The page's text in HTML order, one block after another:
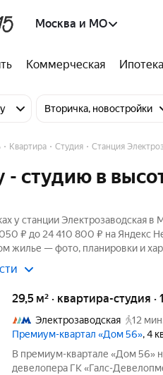
Москва и МО
Коммерческая Ипотека
Вторичка, новостройки
Квартира Студия Станция
- студию в
у станции Электрозаводская
050 ₽ до 24 410 800 ₽ на
жилье — фото, планировки и
29,5 м² · квартира-студия
Электрозаводская
12
Премиум-квартал «Дом 56», 4
В премиум-квартале «Дом 56»
девелопера ГК «Галс-